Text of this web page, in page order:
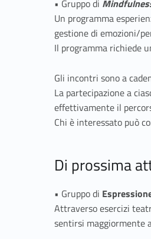
r
u
p
p
o
a
R
• Gruppo di
Un programma
gestione di emozioni/
Il programma richiede
Gli incontri sono a
La partecipazione a
effettivamente il
Chi è interessato può
Di prossima
• Gruppo di
Attraverso esercizi
sentirsi maggiormente